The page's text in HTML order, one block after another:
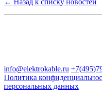
info@elektrokable.ru
Политика
персональных данных